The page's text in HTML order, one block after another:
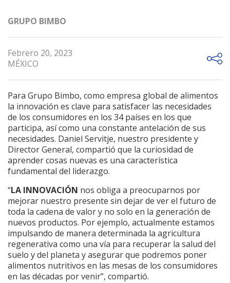
GRUPO BIMBO
Febrero 20, 2023
MÉXICO
Para Grupo Bimbo, como empresa global de alimentos
la innovación es clave para satisfacer las necesidades
de los consumidores en los 34 países en los que
participa, así como una constante antelación de sus
necesidades. Daniel Servitje, nuestro presidente y
Director General, compartió que la curiosidad de
aprender cosas nuevas es una característica
fundamental del liderazgo.
“LA INNOVACIÓN nos obliga a preocuparnos por
mejorar nuestro presente sin dejar de ver el futuro de
toda la cadena de valor y no solo en la generación de
nuevos productos. Por ejemplo, actualmente estamos
impulsando de manera determinada la agricultura
regenerativa como una vía para recuperar la salud del
suelo y del planeta y asegurar que podremos poner
alimentos nutritivos en las mesas de los consumidores
en las décadas por venir”, compartió.